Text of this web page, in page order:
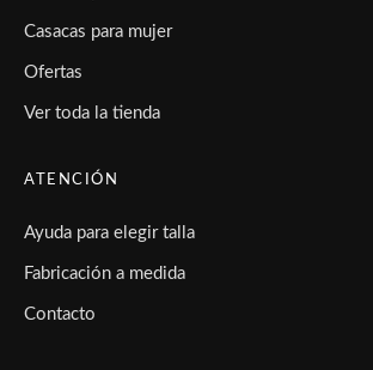
Casacas para mujer
Ofertas
Ver toda la tienda
ATENCIÓN
Ayuda para elegir talla
Fabricación a medida
Contacto